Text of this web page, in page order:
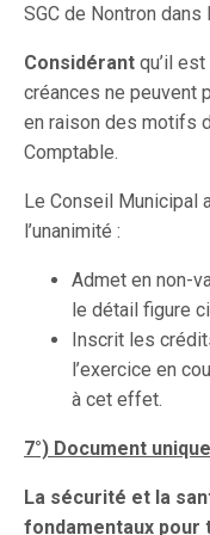
SGC de Nontron
Considérant qu’il
créances ne peuvent
en raison des motifs
Comptable.
Le Conseil Municipal
l’unanimité :
Admet en non-
le détail figure
Inscrit les
l’exercice en
à cet effet.
7°) Document
La sécurité et la
fondamentaux